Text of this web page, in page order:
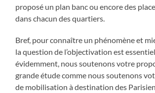
proposé un plan banc ou encore des
dans chacun des quartiers.
Bref, pour connaître un phénomène et
la question de l’objectivation est
évidemment, nous soutenons votre
grande étude comme nous soutenons
de mobilisation à destination des